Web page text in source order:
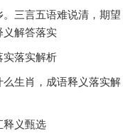
三言五语难说清，期望
义解答落实
实落实解析
生肖，成语释义落实解
释义甄选